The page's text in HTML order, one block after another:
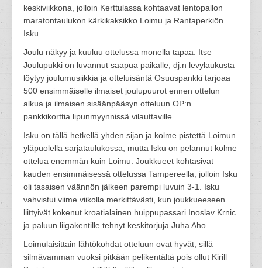
keskiviikkona, jolloin Kerttulassa kohtaavat lentopallon
maratontaulukon kärkikaksikko Loimu ja Rantaperkiön
Isku.
Joulu näkyy ja kuuluu ottelussa monella tapaa. Itse
Joulupukki on luvannut saapua paikalle, dj:n levylaukusta
löytyy joulumusiikkia ja otteluisäntä Osuuspankki tarjoaa
500 ensimmäiselle ilmaiset joulupuurot ennen ottelun
alkua ja ilmaisen sisäänpääsyn otteluun OP:n
pankkikorttia lipunmyynnissä vilauttaville.
Isku on tällä hetkellä yhden sijan ja kolme pistettä Loimun
yläpuolella sarjataulukossa, mutta Isku on pelannut kolme
ottelua enemmän kuin Loimu. Joukkueet kohtasivat
kauden ensimmäisessä ottelussa Tampereella, jolloin Isku
oli tasaisen väännön jälkeen parempi luvuin 3-1. Isku
vahvistui viime viikolla merkittävästi, kun joukkueeseen
liittyivät kokenut kroatialainen huippupassari Inoslav Krnic
ja paluun liigakentille tehnyt keskitorjuja Juha Aho.
Loimulaisittain lähtökohdat otteluun ovat hyvät, sillä
silmävamman vuoksi pitkään pelikentältä pois ollut Kirill